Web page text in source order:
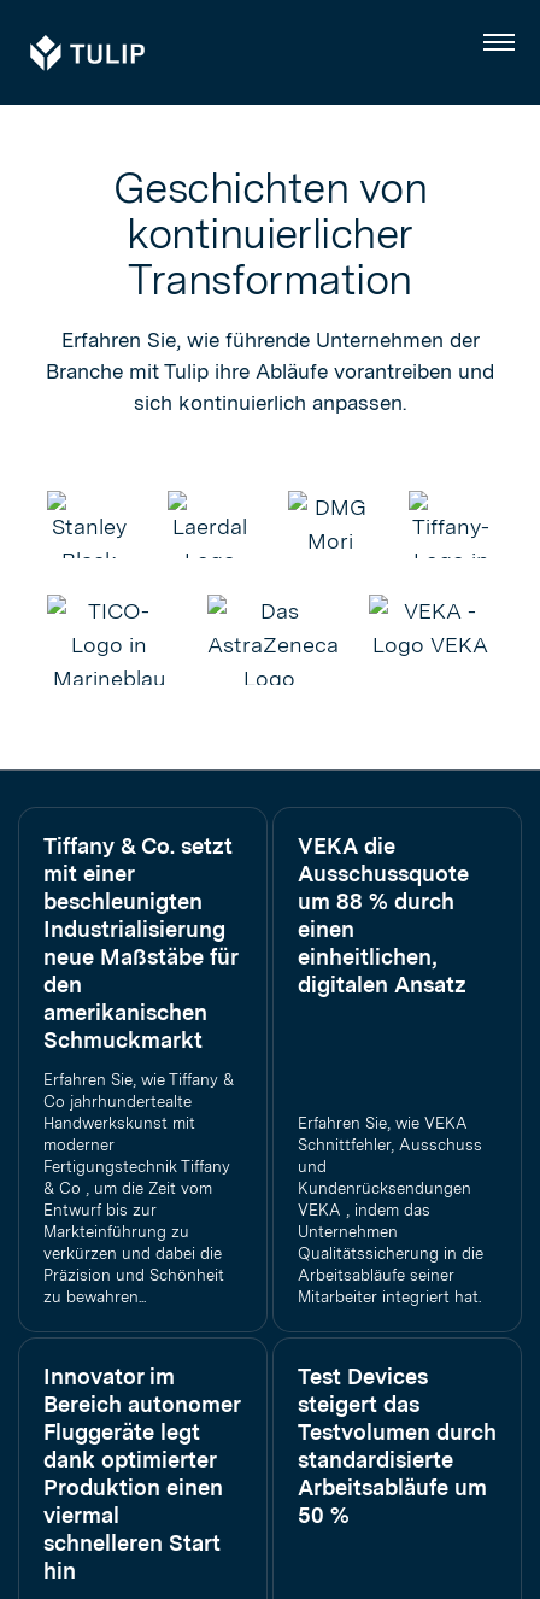
Tulip Menü
Geschichten von
kontinuierlicher
Transformation
Erfahren Sie, wie führende Unternehmen der
Branche mit Tulip ihre Abläufe vorantreiben und
sich kontinuierlich anpassen.
Tiffany & Co. setzt
mit einer
beschleunigten
Industrialisierung
neue Maßstäbe für
den
amerikanischen
Schmuckmarkt
Erfahren Sie, wie Tiffany &
Co jahrhundertealte
Handwerkskunst mit
moderner
Fertigungstechnik Tiffany
& Co , um die Zeit vom
Entwurf bis zur
Markteinführung zu
verkürzen und dabei die
Präzision und Schönheit
zu bewahren...
VEKA die
Ausschussquote
um 88 % durch
einen
einheitlichen,
digitalen Ansatz
Erfahren Sie, wie VEKA
Schnittfehler, Ausschuss
und
Kundenrücksendungen
VEKA , indem das
Unternehmen
Qualitätssicherung in die
Arbeitsabläufe seiner
Mitarbeiter integriert hat.
Innovator im
Bereich autonomer
Fluggeräte legt
dank optimierter
Produktion einen
viermal
schnelleren Start
hin
Test Devices
steigert das
Testvolumen durch
standardisierte
Arbeitsabläufe um
50 %